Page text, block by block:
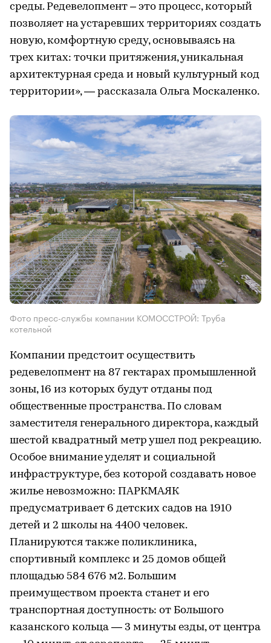
среды. Редевелопмент – это процесс, который
позволяет на устаревших территориях создать
новую, комфортную среду, основываясь на
трех китах: точки притяжения, уникальная
архитектурная среда и новый культурный код
территории», — рассказала Ольга Москаленко.
Фото пресс-службы компании КОМОССТРОЙ: Труба
котельной
Компании предстоит осуществить
редевелопмент на 87 гектарах промышленной
зоны, 16 из которых будут отданы под
общественные пространства. По словам
заместителя генерального директора, каждый
шестой квадратный метр ушел под рекреацию.
Особое внимание уделят и социальной
инфраструктуре, без которой создавать новое
жилье невозможно: ПАРКМАЯК
предусматривает 6 детских садов на 1910
детей и 2 школы на 4400 человек.
Планируются также поликлиника,
спортивный комплекс и 25 домов общей
площадью 584 676 м2. Большим
преимуществом проекта станет и его
транспортная доступность: от Большого
казанского кольца — 3 минуты езды, от центра